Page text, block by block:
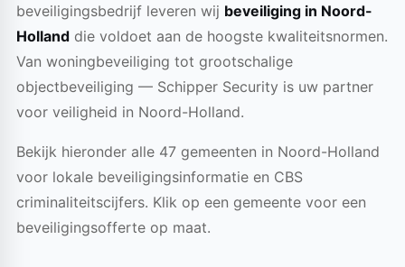
beveiligingsbedrijf leveren wij beveiliging in Noord-
Hollanddie voldoet aan de hoogste kwaliteitsnormen.
Van woningbeveiliging tot grootschalige
objectbeveiliging — Schipper Security is uw partner
voor veiligheid in Noord-Holland.
Bekijk hieronder alle 47 gemeenten in Noord-Holland
voor lokale beveiligingsinformatie en CBS
criminaliteitscijfers. Klik op een gemeente voor een
beveiligingsofferte op maat.